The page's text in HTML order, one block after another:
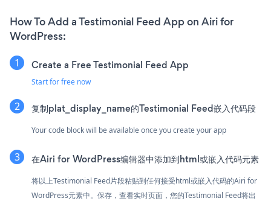
How To Add a Testimonial Feed App on Airi for
WordPress:
Create a Free Testimonial Feed App
Start for free now
复制plat_display_name的Testimonial Feed嵌入代码段
Your code block will be available once you create your app
在Airi for WordPress编辑器中添加到html或嵌入代码元素
将以上Testimonial Feed片段粘贴到任何接受html或嵌入代码的Airi for
WordPress元素中。保存，查看实时页面，您的Testimonial Feed将出